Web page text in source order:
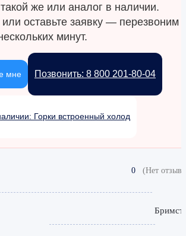
же или аналог в наличии.
оставьте заявку — перезвоним
минут.
Позвонить: 8 800 201-80-04
мне
Горки встроенный холод
0 (Нет